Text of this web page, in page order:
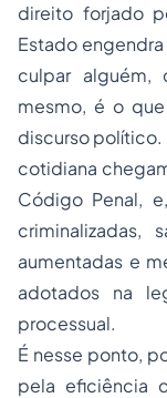
direito forjado
Estado
culpar
mesmo, é o
discurso político.
cotidiana
Código Penal,
criminalizadas,
aumentadas e
adotados na
processual.
É nesse ponto,
pela eficiência